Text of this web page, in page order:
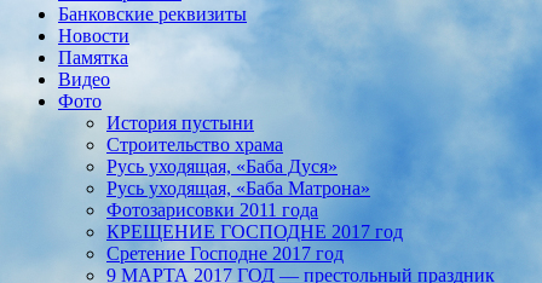
Банковские реквизиты
Новости
Памятка
Видео
Фото
История пустыни
Строительство храма
Русь уходящая, «Баба Дуся»
Русь уходящая, «Баба Матрона»
Фотозарисовки 2011 года
КРЕЩЕНИЕ ГОСПОДНЕ 2017 год
Сретение Господне 2017 год
9 МАРТА 2017 ГОД — престольный праздник